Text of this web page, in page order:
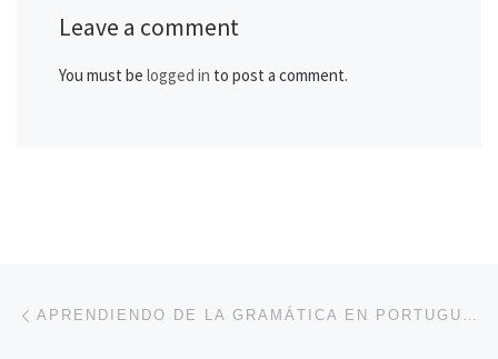
Leave a comment
You must be logged in to post a comment.
Post navigation APRENDIENDO DE LA GRAMÁTICA EN PORTUGUÉS LAS FORMAS Y USOS DE LOS PORQUÉS